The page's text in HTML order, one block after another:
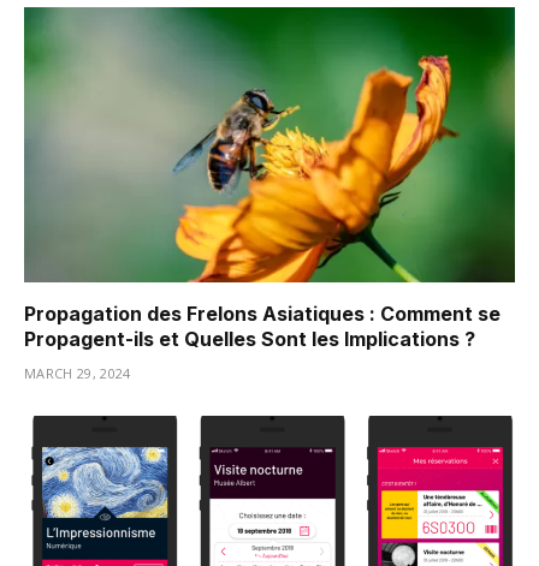
Propagation des Frelons Asiatiques : Comment se
Propagent-ils et Quelles Sont les Implications ?
MARCH 29, 2024